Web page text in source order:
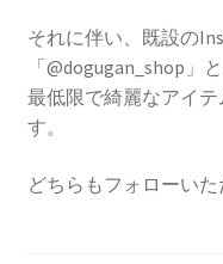
それに伴い、既設の
「@dogugan_shop」
最低限で綺麗なアイ
す。
どちらもフォローいた